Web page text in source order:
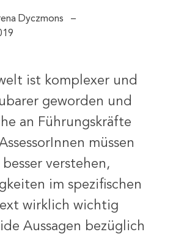
Dyczmons
ist komplexer und
geworden und
an Führungskräfte
müssen
verstehen,
im spezifischen
wirklich wichtig
Aussagen bezüglich